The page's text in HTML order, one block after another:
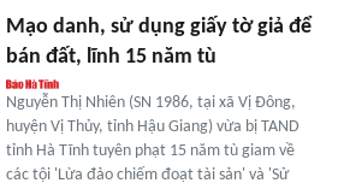
Mạo danh, sử dụng giấy tờ giả để
bán đất, lĩnh 15 năm tù
Nguyễn Thị Nhiên (SN 1986, tại xã Vị Đông,
huyện Vị Thủy, tỉnh Hậu Giang) vừa bị TAND
tỉnh Hà Tĩnh tuyên phạt 15 năm tù giam về
các tội 'Lừa đảo chiếm đoạt tài sản' và 'Sử